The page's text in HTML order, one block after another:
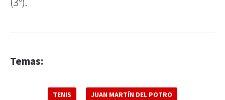
Temas:
TENIS JUAN MARTÍN DEL POTRO